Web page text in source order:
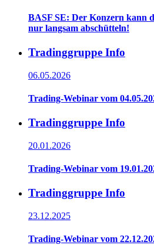
BASF SE: Der Konzern kann
nur langsam abschütteln!
Tradinggruppe Info
06.05.2026
Trading-Webinar vom
Tradinggruppe Info
20.01.2026
Trading-Webinar vom
Tradinggruppe Info
23.12.2025
Trading-Webinar vom